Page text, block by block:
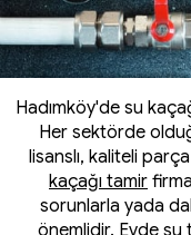
Hadımköy'de su
Her sektörde
lisanslı, kaliteli
kaçağı tamir
sorunlarla yada